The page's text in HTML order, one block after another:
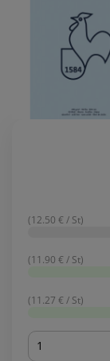
(12.50 € / St)
(11.90 € / St)
(11.27 € / St)
Menge